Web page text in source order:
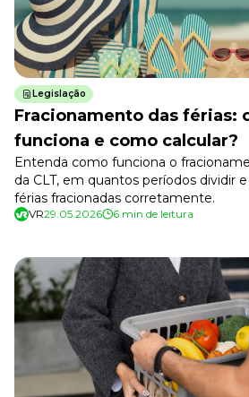
Legislação
Fracionamento das férias:
funciona e como calcular?
Entenda como funciona o
da CLT, em quantos períodos dividir
férias fracionadas corretamente.
VR29.05.2026 6 min de leitura